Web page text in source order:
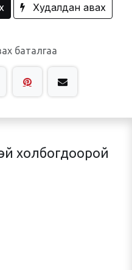
Худалдан авах
баталгаа
холбогдоорой